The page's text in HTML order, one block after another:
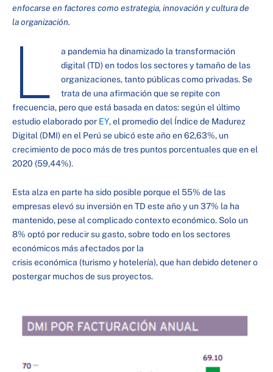
enfocarse en factores como estrategia, innovación y cultura de
la organización.
L
a pandemia ha dinamizado la transformación
digital (TD) en todos los sectores y tamaño de las
organizaciones, tanto públicas como privadas. Se
trata de una afirmación que se repite con
frecuencia, pero que está basada en datos: según el último
estudio elaborado por EY, el promedio del Índice de Madurez
Digital (DMI) en el Perú se ubicó este año en 62,63%, un
crecimiento de poco más de tres puntos porcentuales que en el
2020 (59,44%).
Esta alza en parte ha sido posible porque el 55% de las
empresas elevó su inversión en TD este año y un 37% la ha
mantenido, pese al complicado contexto económico. Solo un
8% optó por reducir su gasto, sobre todo en los sectores
económicos más afectados por la
crisis económica (turismo y hotelería), que han debido detener o
postergar muchos de sus proyectos.